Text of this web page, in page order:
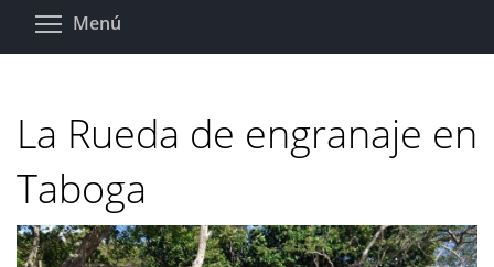
Pasar
Menú
La Rueda de engranaje en
Taboga